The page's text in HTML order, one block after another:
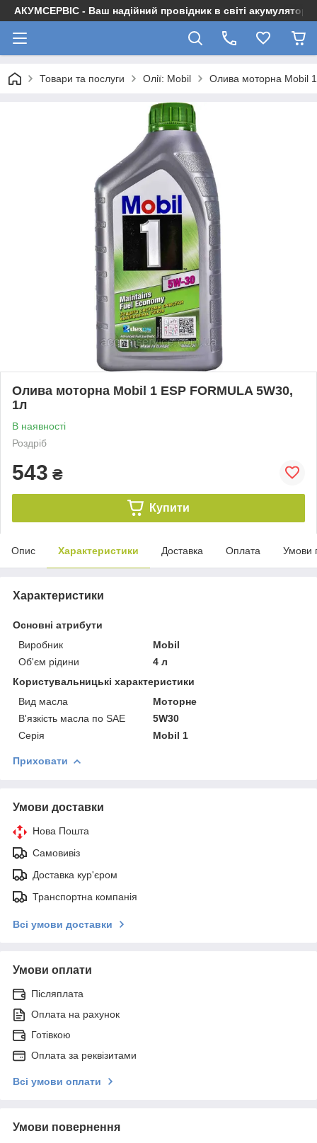
АКУМСЕРВІС - Ваш надійний провідник в світі акумуляторів
Товари та послуги Олії: Mobil Олива моторна Mobil
Олива моторна Mobil 1 ESP FORMULA 5W30,
1л
В наявності
Роздріб
543 ₴
Купити
Опис Характеристики Доставка Оплата Умови
Характеристики
Основні атрибути
Виробник
Mobil
Об'єм рідини
4 л
Користувальницькі характеристики
Вид масла
Моторне
В'язкість масла по SAE
5W30
Серія
Mobil 1
Приховати
Умови доставки
Нова Пошта
Самовивіз
Доставка кур'єром
Транспортна компанія
Всі умови доставки
Умови оплати
Післяплата
Оплата на рахунок
Готівкою
Оплата за реквізитами
Всі умови оплати
Умови повернення